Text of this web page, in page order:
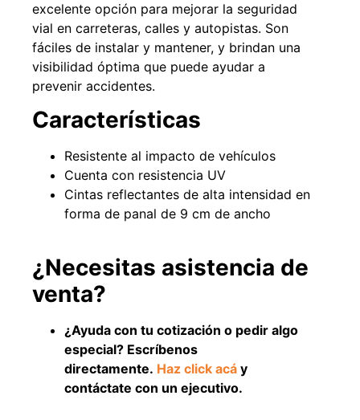
excelente opción para mejorar la seguridad
vial en carreteras, calles y autopistas. Son
fáciles de instalar y mantener, y brindan una
visibilidad óptima que puede ayudar a
prevenir accidentes.
Características
Resistente al impacto de vehículos
Cuenta con resistencia UV
Cintas reflectantes de alta intensidad en
forma de panal de 9 cm de ancho
¿Necesitas asistencia de
venta?
¿Ayuda con tu cotización o pedir algo
especial? Escríbenos
directamente. Haz click acá y
contáctate con un ejecutivo.
Empaquetadura 3/16"
4.8mm neopreno con 1 tela
Agregar al carrito
Explora más productos